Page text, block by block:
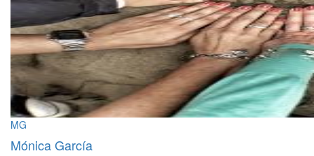
MG
Mónica García